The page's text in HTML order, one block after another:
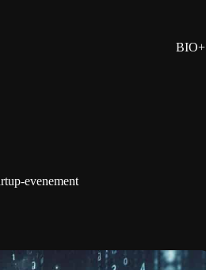
BIO+
evenement